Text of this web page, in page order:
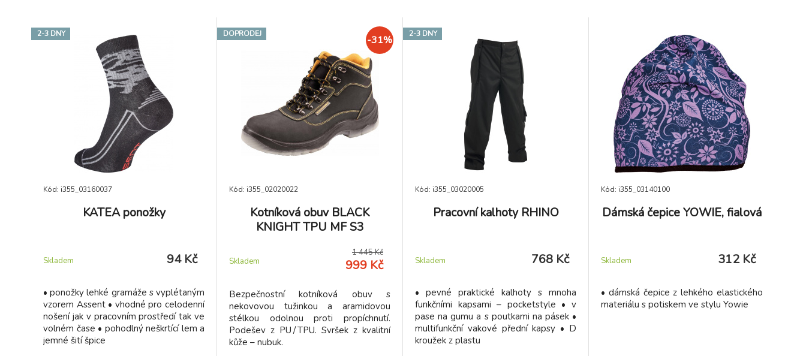
2-3 DNY
Kód: i355_03160037
KATEA ponožky
Skladem 94 Kč
• ponožky lehké gramáže s vyplétaným
vzorem Assent • vhodné pro celodenní
nošení jak v pracovním prostředí tak ve
volném čase • pohodlný neškrtící lem a
jemné šití špice
DOPRODEJ -31%
Kód: i355_02020022
Kotníková obuv BLACK
KNIGHT TPU MF S3
Skladem
1 445 Kč
999 Kč
Bezpečnostní kotníková obuv s
nekovovou tužinkou a aramidovou
stélkou odolnou proti propíchnutí.
Podešev z PU / TPU. Svršek z kvalitní
kůže – nubuk.
2-3 DNY
Kód: i355_03020005
Pracovní kalhoty RHINO
Skladem 768 Kč
• pevné praktické kalhoty s mnoha
funkčními kapsami – pocketstyle • v
pase na gumu a s poutkami na pásek •
multifunkční vakové přední kapsy • D
kroužek z plastu
Kód: i355_03140100
Dámská čepice YOWIE, fialová
Skladem 312 Kč
• dámská čepice z lehkého elastického
materiálu s potiskem ve stylu Yowie